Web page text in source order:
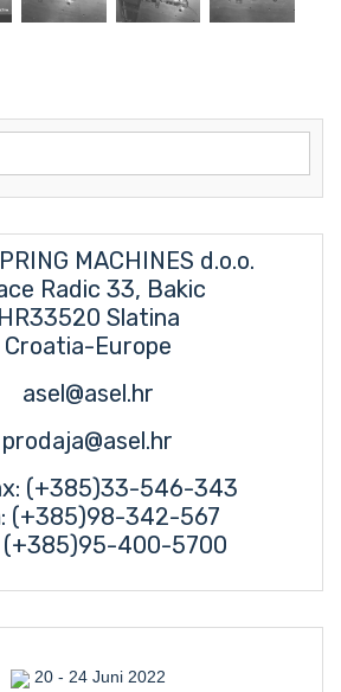
MACHINES d.o.o.
Radic 33, Bakic
HR33520 Slatina
Croatia-Europe
asel@asel.hr
prodaja@asel.hr
(+385)33-546-343
(+385)98-342-567
(+385)95-400-5700
20 - 24 Juni 2022